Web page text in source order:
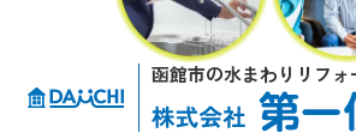
函館市の水まわりリフォ